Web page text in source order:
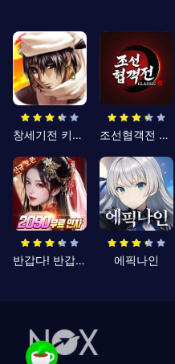
창세기전 키우기 조선협객전 클래식
반갑다! 반갑삼국지 에픽나인